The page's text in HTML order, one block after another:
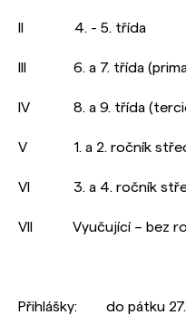
II 4. - 5. třída
III 6. a 7. třída (prima,
IV 8. a 9. třída
V 1. a 2. ročník
VI 3. a 4. ročník
VII Vyučující – bez
Přihlášky: do pátku